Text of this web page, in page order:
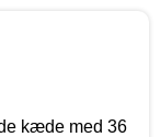
kæde med 36